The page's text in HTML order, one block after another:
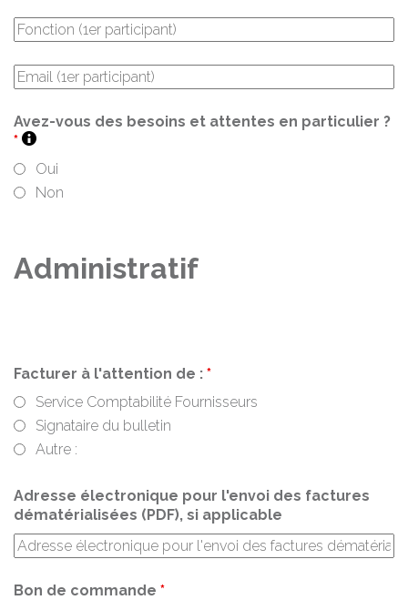
Avez-vous des besoins et attentes en particulier ?
*
Oui
Non
Administratif
Facturer à l'attention de : *
Service Comptabilité Fournisseurs
Signataire du bulletin
Autre :
Adresse électronique pour l'envoi des factures
dématérialisées (PDF), si applicable
Bon de commande *